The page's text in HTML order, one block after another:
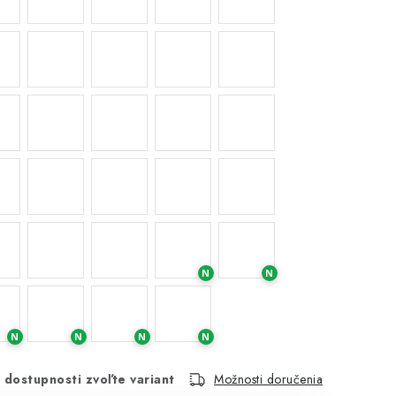
N N
N N N N
zvoľte variant Možnosti doručenia